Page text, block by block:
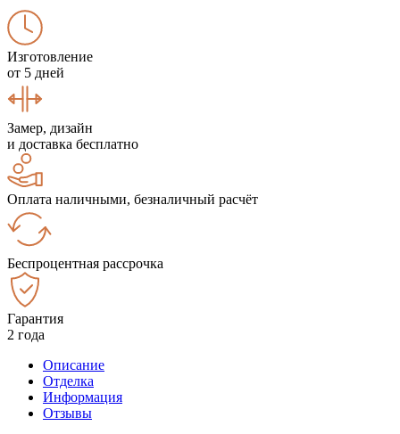
Изготовление
от 5 дней
Замер, дизайн
и доставка бесплатно
Оплата наличными, безналичный расчёт
Беспроцентная рассрочка
Гарантия
2 года
Описание
Отделка
Информация
Отзывы